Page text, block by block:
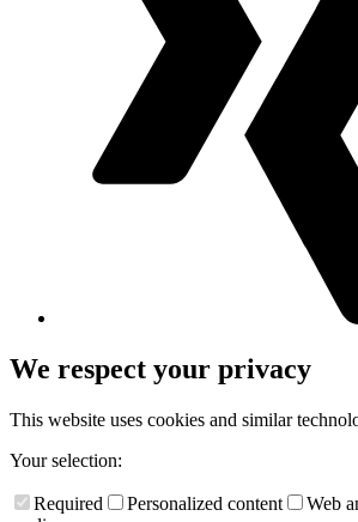
We respect your privacy
This website uses cookies and similar
Your selection:
Required Personalized content Web